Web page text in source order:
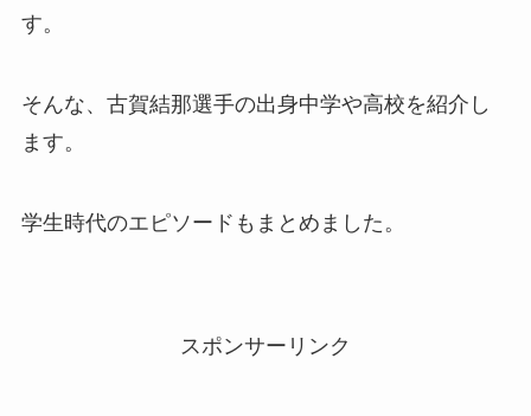
す。
そんな、古賀結那選手の出身中学や高校を紹介し
ます。
学生時代のエピソードもまとめました。
スポンサーリンク